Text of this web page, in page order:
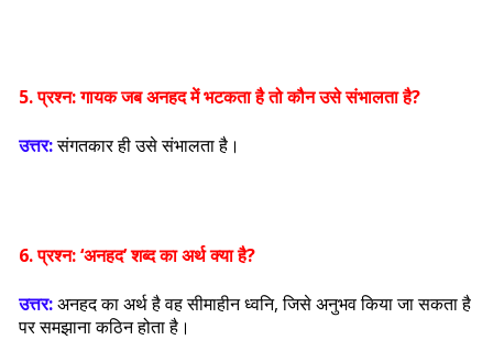
5. प्रश्न:गायक जब अनहद में भटकता है तो कौन उसे संभालता है?
उत्तर:संगतकार ही उसे संभालता है।
6. प्रश्न:‘अनहद’ शब्द का अर्थ क्या है?
उत्तर:अनहद का अर्थ है वह सीमाहीन ध्वनि, जिसे अनुभव किया जा सकता है
पर समझाना कठिन होता है।